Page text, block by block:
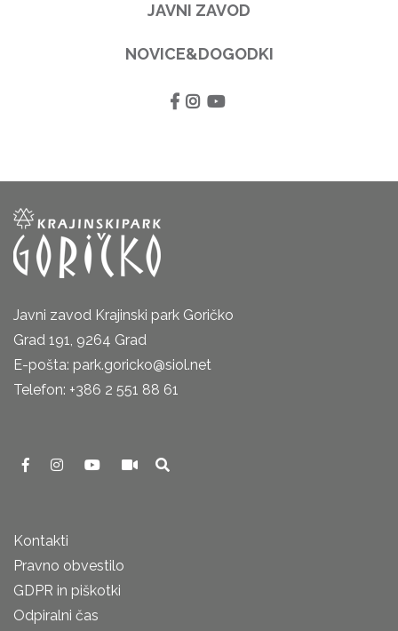
JAVNI ZAVOD
NOVICE&DOGODKI
Javni zavod Krajinski park Goričko
Grad 191, 9264 Grad
E-pošta: park.goricko@siol.net
Telefon: +386 2 551 88 61
Kontakti
Pravno obvestilo
GDPR in piškotki
Odpiralni čas